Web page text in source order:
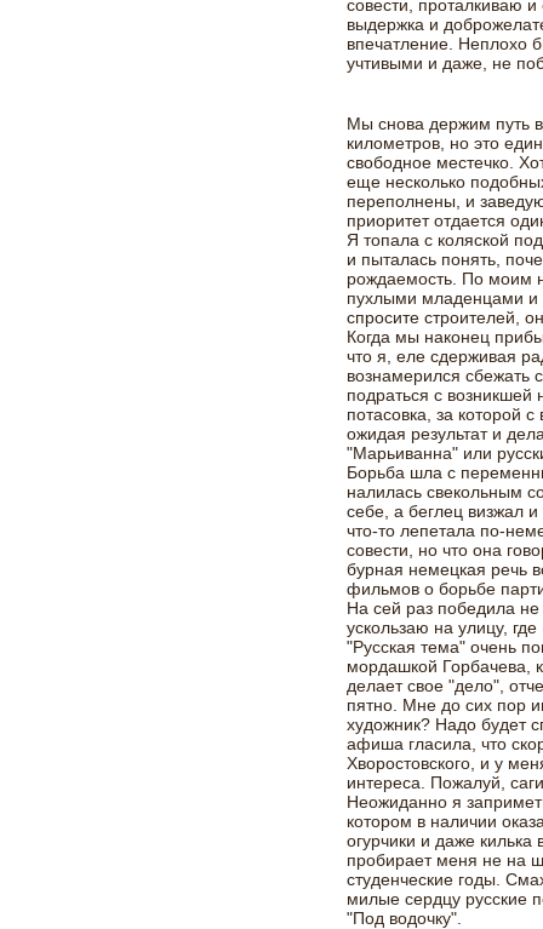
совести, проталкиваю
выдержка и
впечатление. Неплохо
учтивыми и даже, не
Мы снова держим путь
километров, но это
свободное местечко.
еще несколько
переполнены, и
приоритет отдается
Я топала с коляской
и пыталась понять,
рождаемость. По моим
пухлыми младенцами и
спросите строителей,
Когда мы наконец
что я, еле сдерживая
вознамерился сбежать
подраться с возникшей
потасовка, за которой
ожидая результат и
"Марьиванна" или
Борьба шла с
налилась свекольным
себе, а беглец визжал
что-то лепетала по-
совести, но что она
бурная немецкая речь
фильмов о борьбе
На сей раз победила
ускользаю на улицу,
"Русская тема" очень
мордашкой Горбачева,
делает свое "дело",
пятно. Мне до сих пор
художник? Надо будет
афиша гласила, что
Хворостовского, и у
интереса. Пожалуй,
Неожиданно я
котором в наличии
огурчики и даже килька
пробирает меня не на
студенческие годы.
милые сердцу русские
"Под водочку".